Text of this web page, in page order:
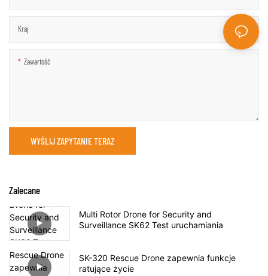
Kraj
Zawartość
WYŚLIJ ZAPYTANIE TERAZ
Zalecane
Multi Rotor Drone for Security and
Surveillance SK62 Test uruchamiania
SK-320 Rescue Drone zapewnia funkcje
ratujące życie